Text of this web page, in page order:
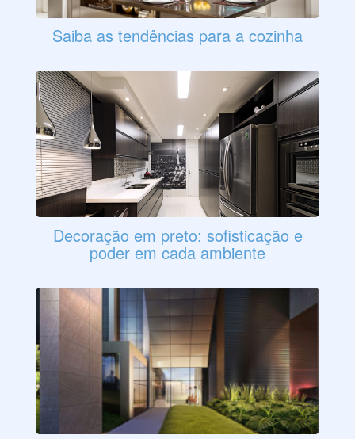
Saiba as tendências para a cozinha
Decoração em preto: sofisticação e
poder em cada ambiente